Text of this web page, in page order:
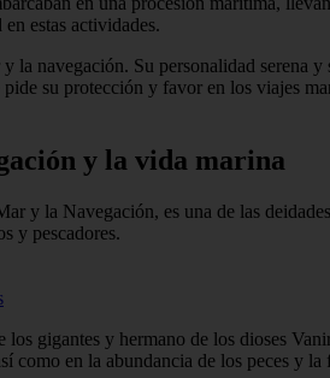
estas actividades.
la navegación. Su personalidad serena
su protección y favor en los viajes
y la vida marina
y la Navegación, es una de las
y pescadores.
gigantes y hermano de los dioses
como en la abundancia de los peces y la